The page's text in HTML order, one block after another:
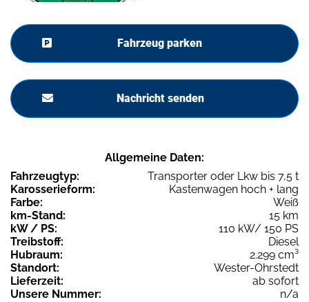
Fahrzeug parken
Nachricht senden
Allgemeine Daten:
Fahrzeugtyp:
Transporter oder Lkw bis 7,5 t
Karosserieform:
Kastenwagen hoch + lang
Farbe:
Weiß
km-Stand:
15 km
kW / PS:
110 kW/ 150 PS
Treibstoff:
Diesel
Hubraum:
2.299 cm³
Standort:
Wester-Ohrstedt
Lieferzeit:
ab sofort
Unsere Nummer:
n/a